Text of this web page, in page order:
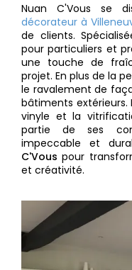
Nuan C'Vous se
décorateur à
de clients.
pour particuliers et
une touche de
projet. En plus de la
le ravalement de
bâtiments extérieurs.
vinyle et la
partie de ses
impeccable et
C'Vous pour
et créativité.